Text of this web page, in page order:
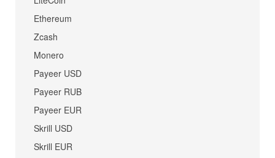
Ethereum
Zcash
Monero
Payeer USD
Payeer RUB
Payeer EUR
Skrill USD
Skrill EUR